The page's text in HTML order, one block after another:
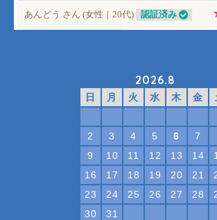
2026.8
日 月 火 水 木 金
2
3 4 5 6 7
9
10 11 12 13 14
16
17 18 19 20 21
23
24 25 26 27 28
30
31